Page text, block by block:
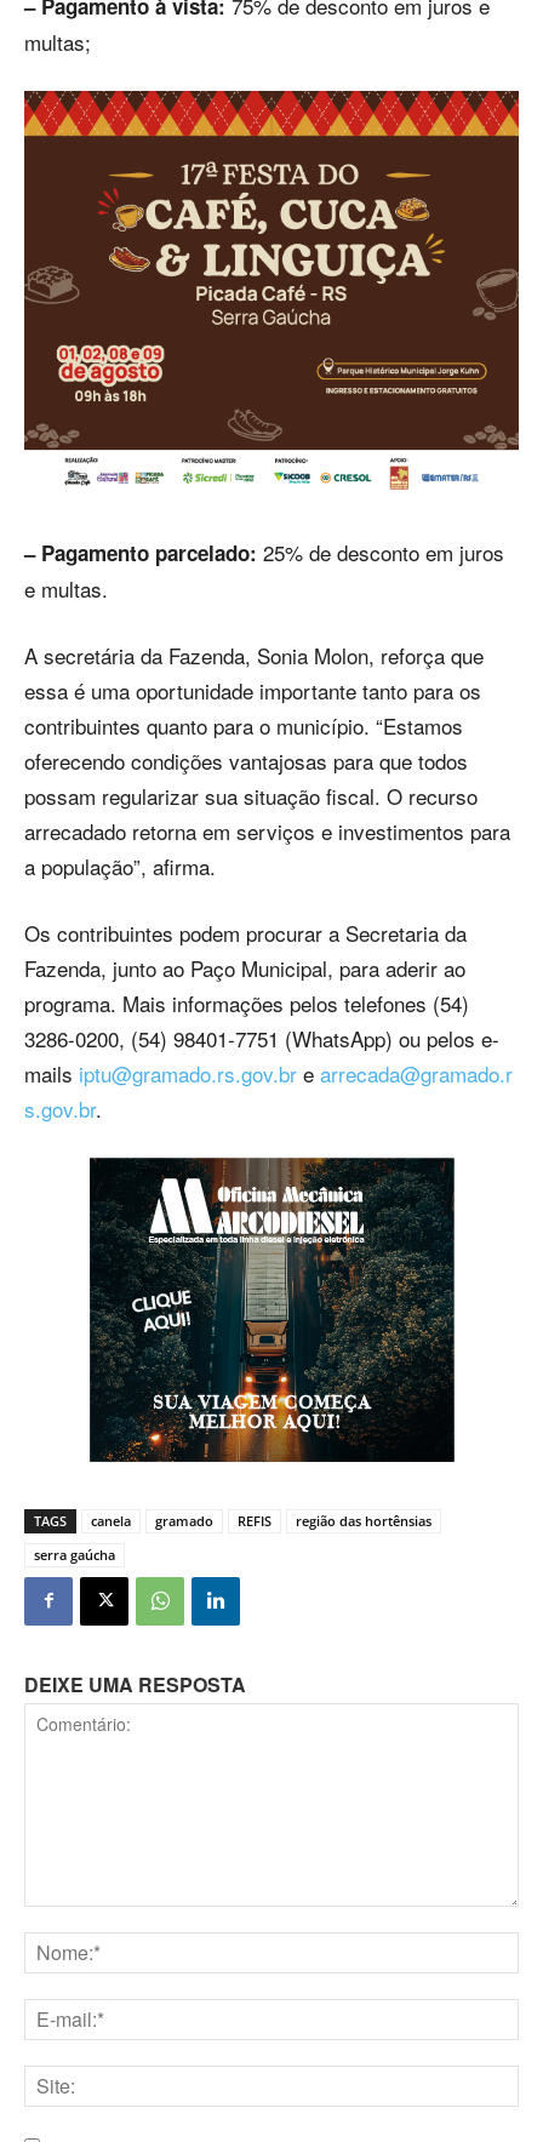
multas;
– Pagamento parcelado: 25% de desconto em juros
e multas.
A secretária da Fazenda, Sonia Molon, reforça que
essa é uma oportunidade importante tanto para os
contribuintes quanto para o município. “Estamos
oferecendo condições vantajosas para que todos
possam regularizar sua situação fiscal. O recurso
arrecadado retorna em serviços e investimentos para
a população”, afirma.
Os contribuintes podem procurar a Secretaria da
Fazenda, junto ao Paço Municipal, para aderir ao
programa. Mais informações pelos telefones (54)
3286-0200, (54) 98401-7751 (WhatsApp) ou pelos e-
mails iptu@gramado.rs.gov.br e arrecada@gramado.r
s.gov.br.
TAGS canela gramado REFIS
região das hortênsias
serra gaúcha
DEIXE UMA RESPOSTA
mail:*